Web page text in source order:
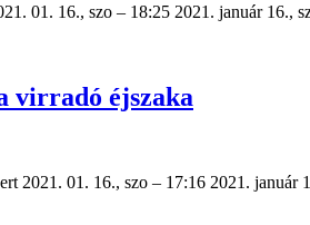
01. 16., szo – 18:25 2021. január
virradó éjszaka
2021. 01. 16., szo – 17:16 2021.